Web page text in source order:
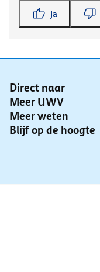
Ja
Direct naar
Meer UWV
Meer weten
Blijf op de hoogte